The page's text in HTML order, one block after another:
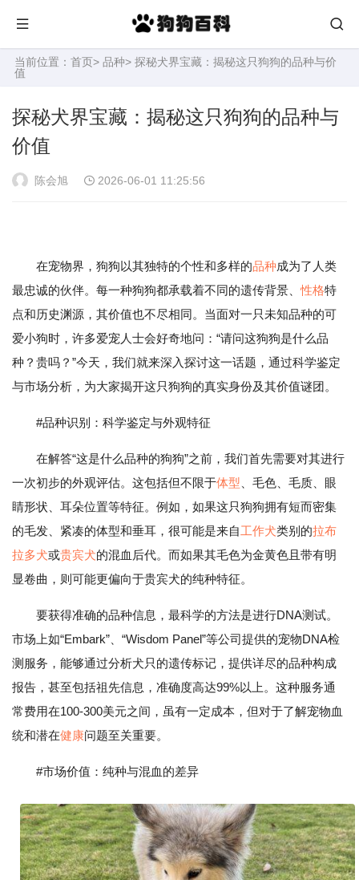
当前位置： 首页> 品种> 探秘犬界宝藏：揭秘这只狗狗的品种与价
值
探秘犬界宝藏：揭秘这只狗狗的品种与
价值
陈会旭 2026-06-01 11:25:56
在宠物界，狗狗以其独特的个性和多样的品种成为了人类
最忠诚的伙伴。每一种狗狗都承载着不同的遗传背景、性格特
点和历史渊源，其价值也不尽相同。当面对一只未知品种的可
爱小狗时，许多爱宠人士会好奇地问：“请问这狗狗是什么品
种？贵吗？”今天，我们就来深入探讨这一话题，通过科学鉴定
与市场分析，为大家揭开这只狗狗的真实身份及其价值谜团。
#品种识别：科学鉴定与外观特征
在解答“这是什么品种的狗狗”之前，我们首先需要对其进行
一次初步的外观评估。这包括但不限于体型 、毛色、毛质、眼
睛形状、耳朵位置等特征。例如，如果这只狗狗拥有短而密集
的毛发、紧凑的体型和垂耳，很可能是来自工作犬类别的拉布
拉多犬或贵宾犬的混血后代。而如果其毛色为金黄色且带有明
显卷曲，则可能更偏向于贵宾犬的纯种特征。
要获得准确的品种信息，最科学的方法是进行DNA测试。
市场上如“Embark”、“Wisdom Panel”等公司提供的宠物DNA检
测服务，能够通过分析犬只的遗传标记，提供详尽的品种构成
报告，甚至包括祖先信息，准确度高达99%以上。这种服务通
常费用在100-300美元之间，虽有一定成本，但对于了解宠物血
统和潜在健康问题至关重要。
#市场价值：纯种与混血的差异